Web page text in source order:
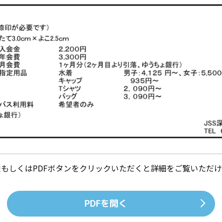
しくはPDFボタンをクリックいただくと詳細をご覧いただ
PDFを開く